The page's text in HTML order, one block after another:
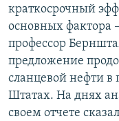
краткосрочный
основных фактора
профессор
предложение
сланцевой нефти
Штатах. На днях
своем отчете